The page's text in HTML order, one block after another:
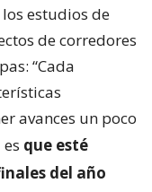
estudios de
de corredores
“Cada
avances un poco
que esté
del año